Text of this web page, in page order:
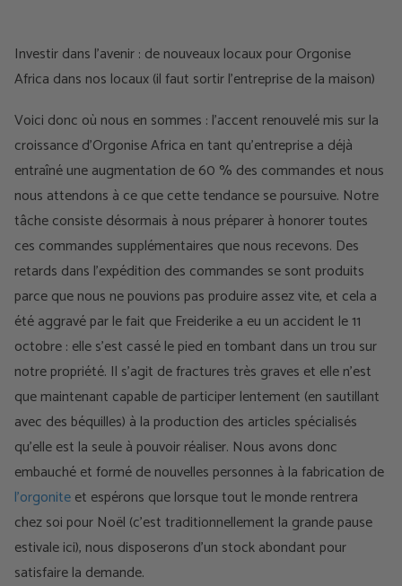
Investir dans l'avenir : de nouveaux locaux pour Orgonise
Africa dans nos locaux (il faut sortir l'entreprise de la maison)
Voici donc où nous en sommes : l’accent renouvelé mis sur la
croissance d’Orgonise Africa en tant qu’entreprise a déjà
entraîné une augmentation de 60 % des commandes et nous
nous attendons à ce que cette tendance se poursuive. Notre
tâche consiste désormais à nous préparer à honorer toutes
ces commandes supplémentaires que nous recevons. Des
retards dans l'expédition des commandes se sont produits
parce que nous ne pouvions pas produire assez vite, et cela a
été aggravé par le fait que Freiderike a eu un accident le 11
octobre : elle s'est cassé le pied en tombant dans un trou sur
notre propriété. Il s'agit de fractures très graves et elle n'est
que maintenant capable de participer lentement (en sautillant
avec des béquilles) à la production des articles spécialisés
qu'elle est la seule à pouvoir réaliser. Nous avons donc
embauché et formé de nouvelles personnes à la fabrication de
l'orgoniteet espérons que lorsque tout le monde rentrera
chez soi pour Noël (c'est traditionnellement la grande pause
estivale ici), nous disposerons d'un stock abondant pour
satisfaire la demande.